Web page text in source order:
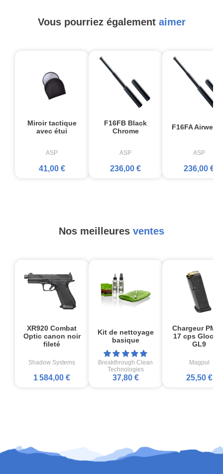
Vous pourriez également aimer
Miroir tactique
avec étui
ASP
41,00 €
F16FB Black
Chrome
ASP
236,00 €
F16FA
ASP
236,00 €
Nos meilleures ventes
XR920 Combat
Optic canon noir
fileté
Shadow Systems
1 584,00 €
Kit de nettoyage
basique
Breakthrough Clean
Technologies
37,80 €
Chargeur
17 cps
GL9
Magpul
25,50 €